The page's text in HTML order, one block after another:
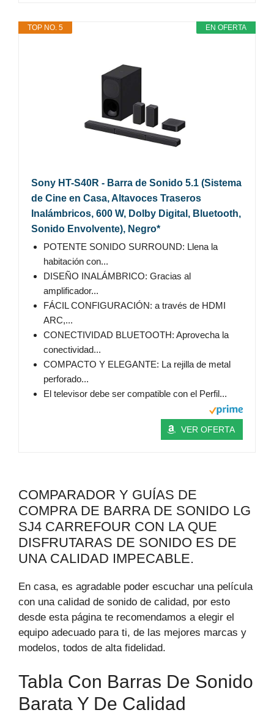
EN OFERTA
TOP NO. 5
Sony HT-S40R - Barra de Sonido 5.1 (Sistema
de Cine en Casa, Altavoces Traseros
Inalámbricos, 600 W, Dolby Digital, Bluetooth,
Sonido Envolvente), Negro*
POTENTE SONIDO SURROUND: Llena la
habitación con...
DISEÑO INALÁMBRICO: Gracias al
amplificador...
FÁCIL CONFIGURACIÓN: a través de HDMI
ARC,...
CONECTIVIDAD BLUETOOTH: Aprovecha la
conectividad...
COMPACTO Y ELEGANTE: La rejilla de metal
perforado...
El televisor debe ser compatible con el Perfil...
VER OFERTA
COMPARADOR Y GUÍAS DE
COMPRA DE BARRA DE SONIDO LG
SJ4 CARREFOUR CON LA QUE
DISFRUTARAS DE SONIDO ES DE
UNA CALIDAD IMPECABLE.
En casa, es agradable poder escuchar una película
con una calidad de sonido de calidad, por esto
desde esta página te recomendamos a elegir el
equipo adecuado para ti, de las mejores marcas y
modelos, todos de alta fidelidad.
Tabla Con Barras De Sonido
Barata Y De Calidad